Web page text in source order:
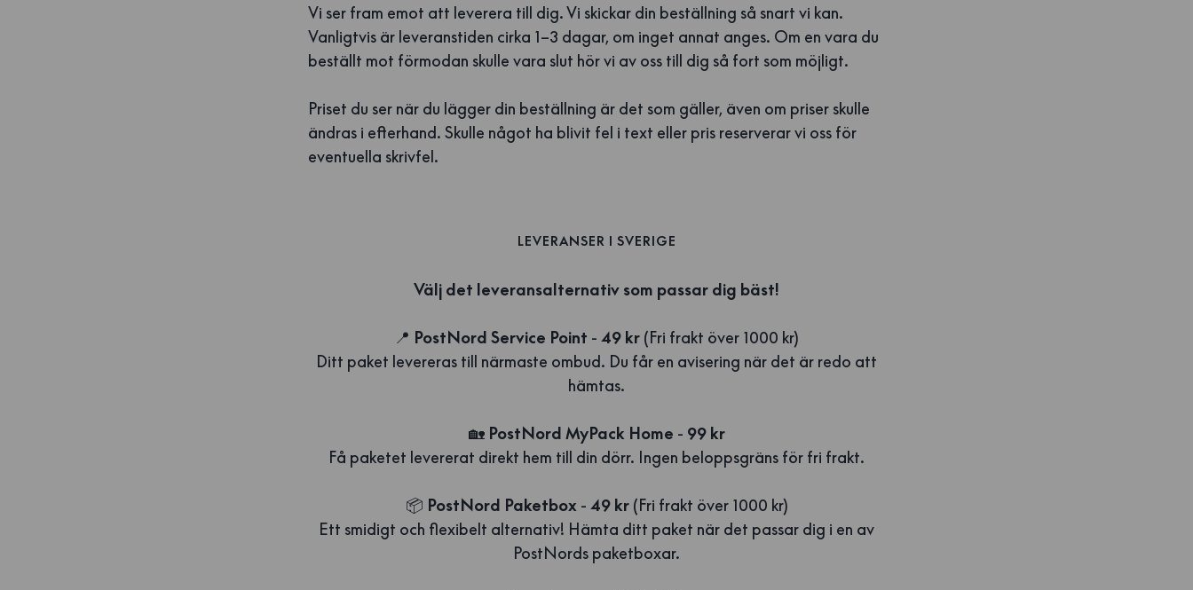
Vi ser fram emot att leverera till dig. Vi skickar din beställning så snart vi kan.
Vanligtvis är leveranstiden cirka 1–3 dagar, om inget annat anges. Om en vara du
beställt mot förmodan skulle vara slut hör vi av oss till dig så fort som möjligt.
Priset du ser när du lägger din beställning är det som gäller, även om priser skulle
ändras i efterhand. Skulle något ha blivit fel i text eller pris reserverar vi oss för
eventuella skrivfel.
LEVERANSER I SVERIGE
Välj det leveransalternativ som passar dig bäst!
📍 PostNord Service Point - 49 kr (Fri frakt över 1000 kr)
Ditt paket levereras till närmaste ombud. Du får en avisering när det är redo att
hämtas.
🏡 PostNord MyPack Home - 99 kr
Få paketet levererat direkt hem till din dörr. Ingen beloppsgräns för fri frakt.
📦 PostNord Paketbox- 49 kr(Fri frakt över 1000 kr)
Ett smidigt och flexibelt alternativ! Hämta ditt paket när det passar dig i en av
PostNords paketboxar.